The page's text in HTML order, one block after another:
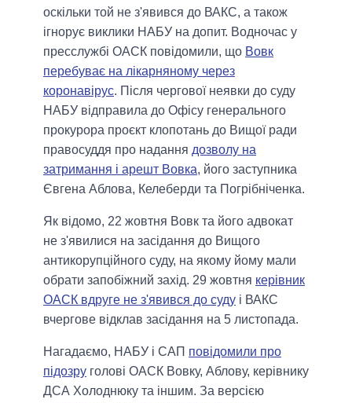
оскільки той не з'явився до ВАКС, а також
ігнорує виклики НАБУ на допит. Водночас у
пресслужбі ОАСК повідомили, що Вовк
перебуває на лікарняному через
коронавірус. Після чергової неявки до суду
НАБУ відправила до Офісу генерального
прокурора проєкт клопотань до Вищої ради
правосуддя про надання дозволу на
затримання і арешт Вовка, його заступника
Євгена Аблова, Келеберди та Погрібніченка.
Як відомо, 22 жовтня Вовк та його адвокат
не з'явилися на засідання до Вищого
антикорупційного суду, на якому йому мали
обрати запобіжний захід. 29 жовтня керівник
ОАСК вдруге не з'явився до суду і ВАКС
вчергове відклав засідання на 5 листопада.
Нагадаємо, НАБУ і САП повідомили про
підозру голові ОАСК Вовку, Аблову, керівнику
ДСА Холоднюку та іншим. За версією